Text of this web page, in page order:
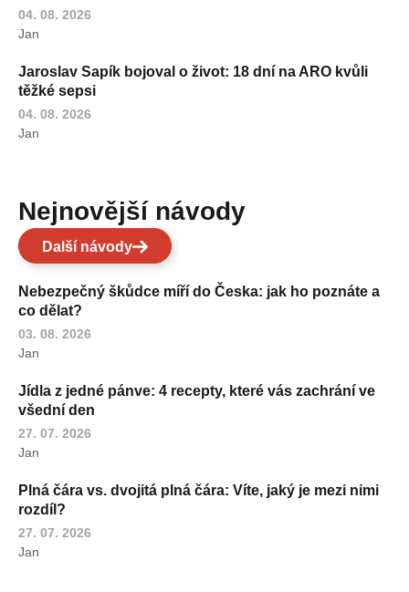
04. 08. 2026
Jan
Jaroslav Sapík bojoval o život: 18 dní na ARO kvůli
těžké sepsi
04. 08. 2026
Jan
Nejnovější návody
Další návody
Nebezpečný škůdce míří do Česka: jak ho poznáte a
co dělat?
03. 08. 2026
Jan
Jídla z jedné pánve: 4 recepty, které vás zachrání ve
všední den
27. 07. 2026
Jan
Plná čára vs. dvojitá plná čára: Víte, jaký je mezi nimi
rozdíl?
27. 07. 2026
Jan